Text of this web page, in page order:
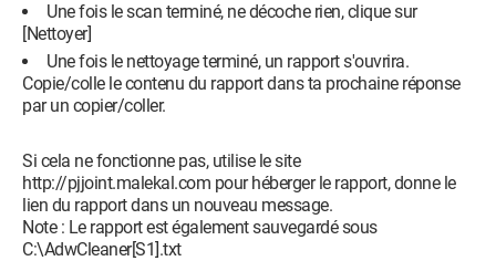
Une fois le scan terminé, ne décoche rien, clique sur
[Nettoyer]
Une fois le nettoyage terminé, un rapport s'ouvrira.
Copie/colle le contenu du rapport dans ta prochaine réponse
par un copier/coller.
Si cela ne fonctionne pas, utilise le site
http://pjjoint.malekal.com pour héberger le rapport, donne le
lien du rapport dans un nouveau message.
Note : Le rapport est également sauvegardé sous
C:\AdwCleaner[S1].txt